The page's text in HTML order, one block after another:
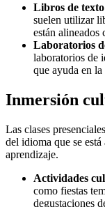
Libros de
suelen utilizar
están alineados
Laboratorios
laboratorios de
que ayuda en
Inmersión
Las clases
del idioma que se
aprendizaje.
Actividades
como fiestas
degustaciones